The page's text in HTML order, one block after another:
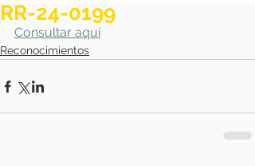
RR-24-0199
Consultar aquí
Reconocimientos